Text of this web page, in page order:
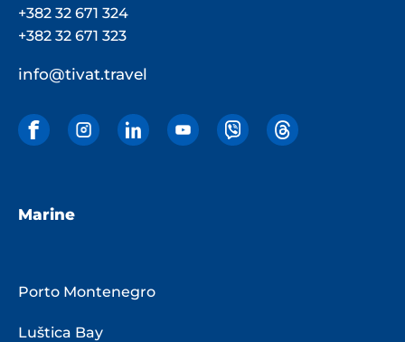
+382 32 671 324
+382 32 671 323
info@tivat.travel
Marine
Porto Montenegro
Luštica Bay